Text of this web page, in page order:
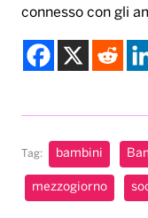
connesso con gli
Tag: bambini
mezzogiorno